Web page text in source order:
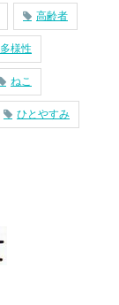
高齢者
多様性
ねこ
ひとやすみ